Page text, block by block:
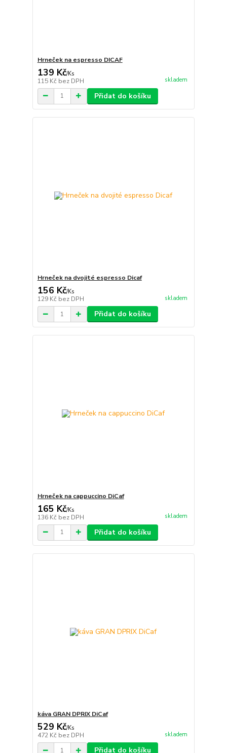
Hrneček na espresso DICAF
139 Kč/Ks
115 Kč bez DPH skladem
Přidat do košíku
Hrneček na dvojité espresso Dicaf
156 Kč/Ks
129 Kč bez DPH skladem
Přidat do košíku
Hrneček na cappuccino DiCaf
165 Kč/Ks
136 Kč bez DPH skladem
Přidat do košíku
káva GRAN DPRIX DiCaf
529 Kč/Ks
472 Kč bez DPH skladem
Přidat do košíku